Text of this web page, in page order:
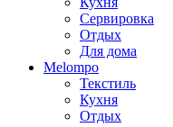
Сервировка
Отдых
Для дома
Melompo
Текстиль
Кухня
Отдых